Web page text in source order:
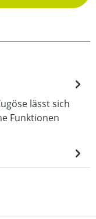
lässt sich
Funktionen